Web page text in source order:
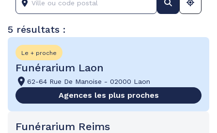
5 résultats :
Le + proche
Funérarium Laon
62-64 Rue De Manoise - 02000 Laon
Agences les plus proches
Funérarium Reims